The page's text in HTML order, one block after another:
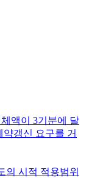
액이 3기분에 달
갱신 요구를 거
의 시적 적용범위